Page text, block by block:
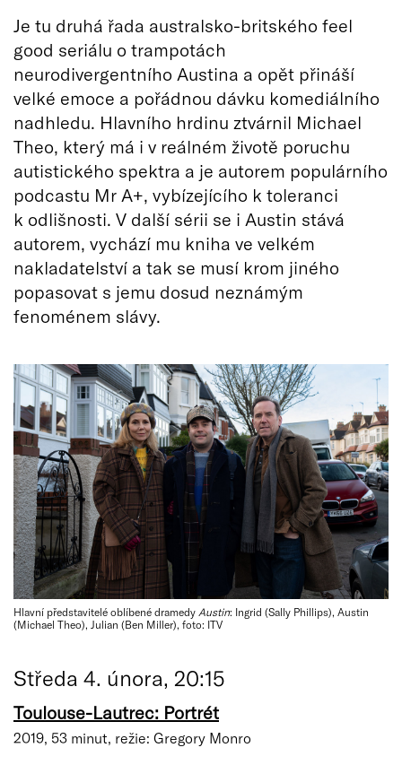
Je tu druhá řada australsko-britského feel
good seriálu o trampotách
neurodivergentního Austina a opět přináší
velké emoce a pořádnou dávku komediálního
nadhledu. Hlavního hrdinu ztvárnil Michael
Theo, který má i v reálném životě poruchu
autistického spektra a je autorem populárního
podcastu Mr A+, vybízejícího k toleranci
k odlišnosti. V další sérii se i Austin stává
autorem, vychází mu kniha ve velkém
nakladatelství a tak se musí krom jiného
popasovat s jemu dosud neznámým
fenoménem slávy.
Hlavní představitelé oblíbené dramedy Austin: Ingrid (Sally Phillips), Austin
(Michael Theo), Julian (Ben Miller), foto: ITV
Středa 4. února, 20:15
Toulouse-Lautrec: Portrét
2019, 53 minut, režie: Gregory Monro